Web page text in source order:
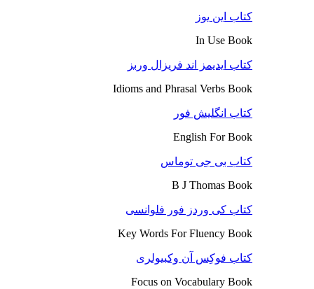
کتاب این یوز
In Use Book
کتاب ایدیمز اند فریزال وربز
Idioms and Phrasal Verbs Book
کتاب انگلیش فور
English For Book
کتاب بی جی توماس
B J Thomas Book
کتاب کی وردز فور فلوانسی
Key Words For Fluency Book
کتاب فوکِس آن وکبیولری
Focus on Vocabulary Book